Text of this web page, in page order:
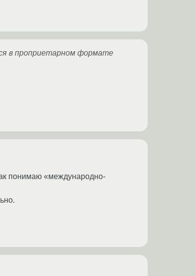
в проприетарном формате
понимаю «международно-